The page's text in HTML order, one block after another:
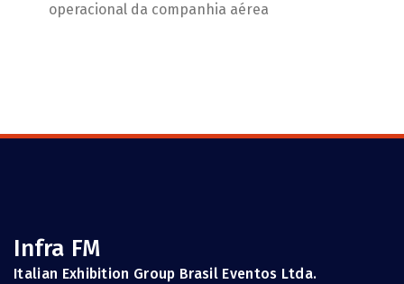
operacional da companhia aérea
Infra FM
Italian Exhibition Group Brasil Eventos Ltda.